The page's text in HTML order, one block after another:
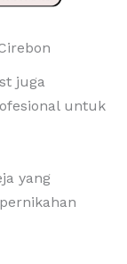
juga
untuk
yang